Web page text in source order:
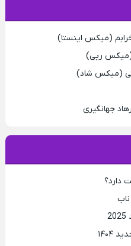
(میکس اینستا)
(میکس رپی)
(میکس شاد)
جهانگیری
دارد؟